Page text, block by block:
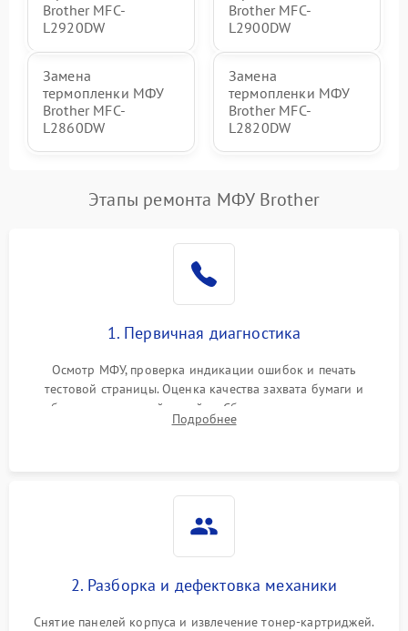
Brother MFC-
L2920DW
Brother MFC-
L2900DW
Замена
термопленки МФУ
Brother MFC-
L2860DW
Замена
термопленки МФУ
Brother MFC-
L2820DW
Этапы ремонта МФУ Brother
1. Первичная диагностика
Осмотр МФУ, проверка индикации ошибок и печать
тестовой страницы. Оценка качества захвата бумаги и
работы сканирующей линейки. Сбор данных о замятиях,
дефектах изображения или посторонних шумах при работе.
Подробнее
2. Разборка и дефектовка механики
Снятие панелей корпуса и извлечение тонер-картриджей.